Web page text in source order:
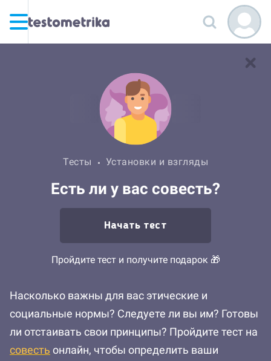
Тесты Установки и взгляды
Есть ли у вас совесть?
Начать тест
Пройдите тест и получите подарок 🎁
Насколько важны для вас этические и
социальные нормы? Следуете ли вы им? Готовы
ли отстаивать свои принципы? Пройдите тест на
совесть онлайн, чтобы определить ваши